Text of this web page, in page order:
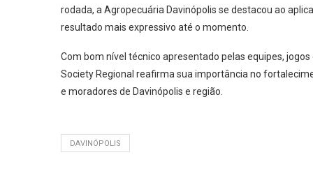
rodada, a Agropecuária Davinópolis se destacou ao
resultado mais expressivo até o momento.
Com bom nível técnico apresentado pelas equipes,
Society Regional reafirma sua importância no
e moradores de Davinópolis e região.
DAVINÓPOLIS